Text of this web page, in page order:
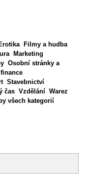
Filmy a hudba
Marketing
Osobní stránky a
Stavebnictví
čas Vzdělání Warez
všech kategorií